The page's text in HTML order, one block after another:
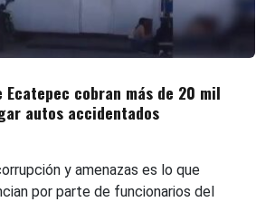
Ecatepec cobran más de 20 mil
autos accidentados
y amenazas es lo que
por parte de funcionarios del